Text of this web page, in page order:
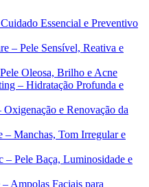
Essencial e Preventivo
– Pele Sensível, Reativa e
Oleosa, Brilho e Acne
– Hidratação Profunda e
e Renovação da
Manchas, Tom Irregular e
Pele Baça, Luminosidade e
Ampolas Faciais para